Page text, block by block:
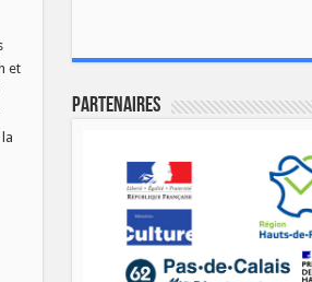
et
Partenaires